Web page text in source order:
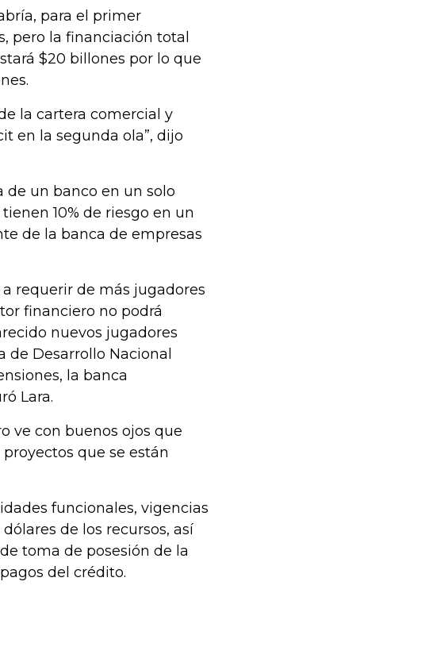
para el primer
pero la financiación total
$20 billones por lo que
la cartera comercial y
en la segunda ola”, dijo
de un banco en un solo
10% de riesgo en un
de la banca de empresas
requerir de más jugadores
financiero no podrá
nuevos jugadores
Desarrollo Nacional
la banca
Lara.
ve con buenos ojos que
que se están
funcionales, vigencias
de los recursos, así
toma de posesión de la
del crédito.